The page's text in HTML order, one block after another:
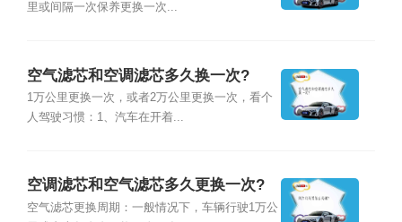
里或间隔一次保养更换一次...
空气滤芯和空调滤芯多久换一次?
1万公里更换一次，或者2万公里更换一次，看个
人驾驶习惯：1、汽车在开着...
空调滤芯和空气滤芯多久更换一次?
空气滤芯更换周期：一般情况下，车辆行驶1万公